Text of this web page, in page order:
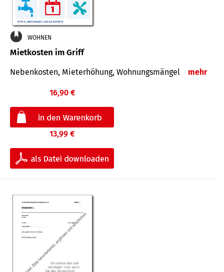
WOHNEN
Mietkosten im Griff
Nebenkosten, Mieterhöhung, Wohnungsmängel mehr
16,90 €
13,99 €